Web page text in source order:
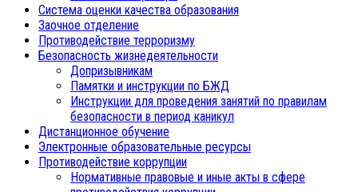
Система оценки качества образования
Заочное отделение
Противодействие терроризму
Безопасность жизнедеятельности
Допризывникам
Памятки и инструкции по БЖД
Инструкции для проведения занятий по правилам
безопасности в период каникул
Дистанционное обучение
Электронные образовательные ресурсы
Противодействие коррупции
Нормативные правовые и иные акты в сфере